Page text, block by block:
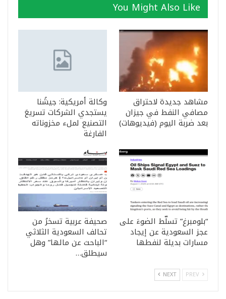
You Might Also Like
مشاهد جديدة لاحتراق
مصافي النفط في جيزان
بعد ضربة اليوم (فيديوهات)
وكالة أمريكية: جيشُنا
يستجدي الشركات تسريعَ
التصنيع لملء مخزوناته
الفارغة
“بلومبرغ” تسلّط الضوءَ على
عجز السعودية عن إيجاد
مسارات بديلة لنفطها
صحيفة عربية تسخرُ من
تحالف السعودية الثلاثي
“الباحث عن مالها” وهل
سيطلق…
NEXT